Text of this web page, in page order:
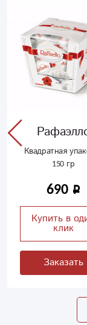
Квадратная
150 гр
690
Купить в
клик
Заказать